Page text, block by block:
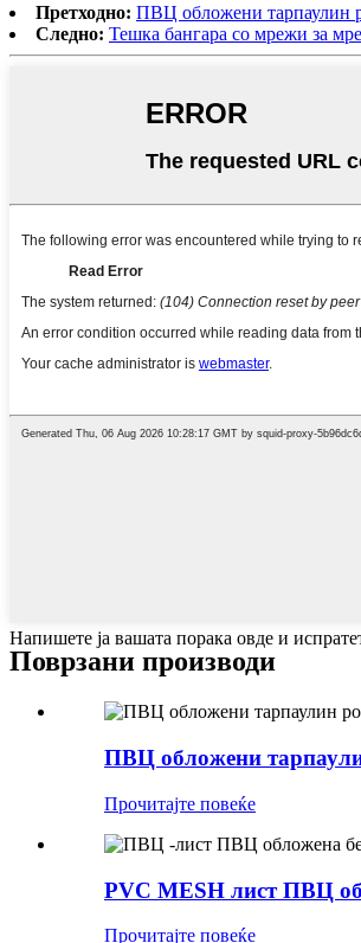
Претходно: ПВЦ обложени тарпаулин
Следно: Тешка бангара со мрежи за
Напишете ја вашата порака овде и
Поврзани производи
ПВЦ обложени
Прочитајте повеќе
PVC MESH лист ПВЦ
Прочитајте повеќе